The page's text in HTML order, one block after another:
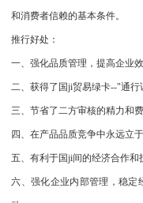
和消费者信赖的基本条件。
推行好处：
一、强化品质管理，提高企业
二、获得了国ji贸易绿卡--"通
三、节省了二方审核的精力和
四、在产品品质竞争中永远立
五、有利于国ji间的经济合作和
六、强化企业内部管理，稳定